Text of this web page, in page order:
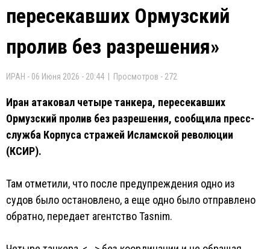
пересекавших Ормузский
пролив без разрешения»
ИРАН - 06 Июня 2026 - 20:44 | Просмотров - 272
Иран атаковал четыре танкера, пересекавших
Ормузский пролив без разрешения, сообщила пресс-
служба Корпуса стражей Исламской революции
(КСИР).
Там отметили, что после предупреждения одно из
судов было остановлено, а еще одно было отправлено
обратно, передает агентство Tasnim.